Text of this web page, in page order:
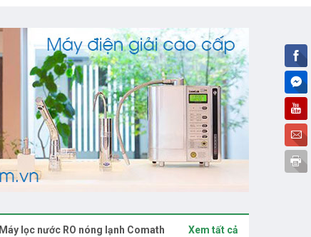
Máy lọc nước RO nóng lạnh Comath Xem tất cả